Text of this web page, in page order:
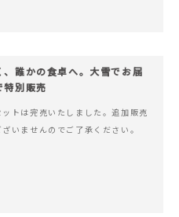
、誰かの食卓へ。大雪でお届
特別販売
ットは完売いたしました。追加販売
ざいませんのでご了承ください。